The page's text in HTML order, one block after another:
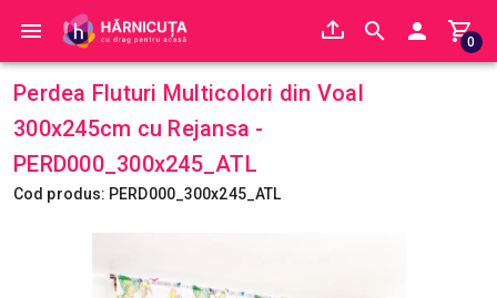
0
Perdea Fluturi Multicolori din Voal
300x245cm cu Rejansa -
PERD000_300x245_ATL
Cod produs: PERD000_300x245_ATL